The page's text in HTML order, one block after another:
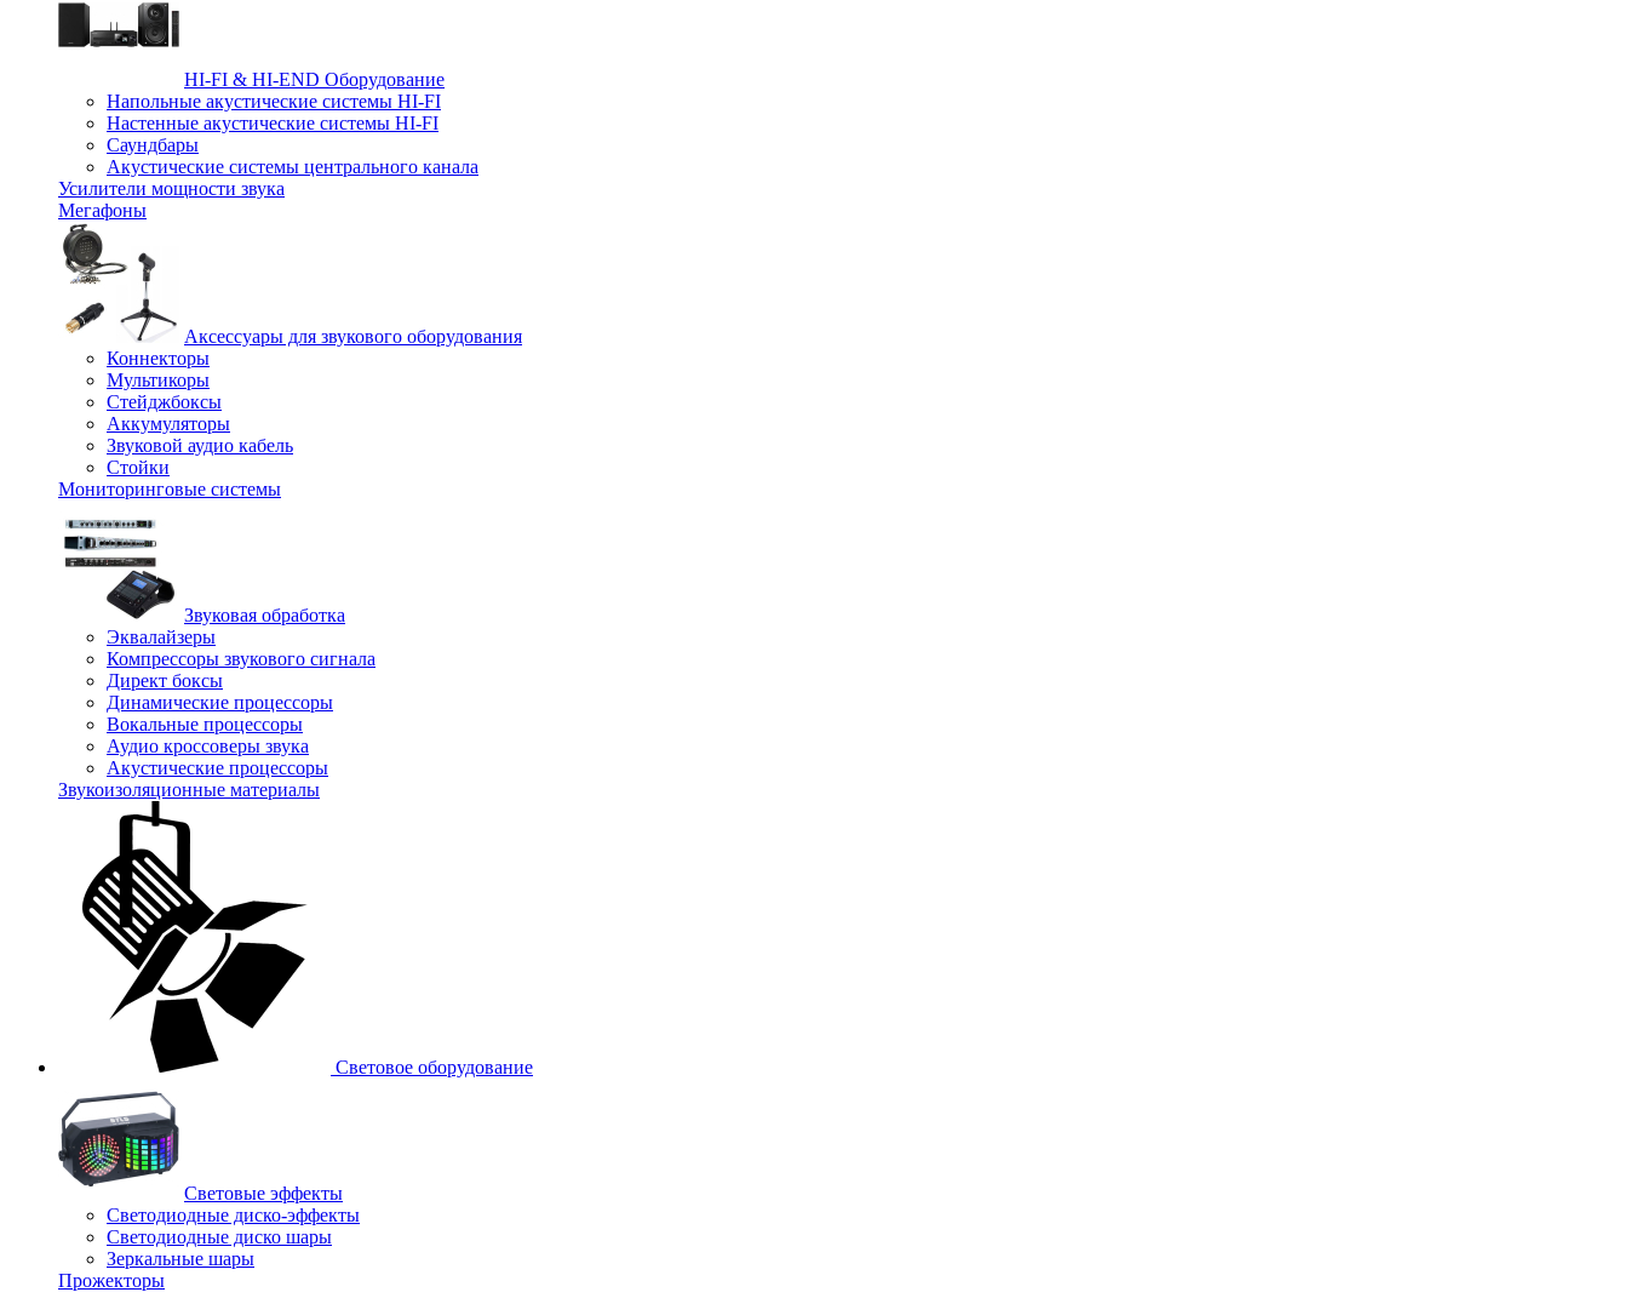
HI-FI & HI-END Оборудование
Напольные акустические системы HI-FI
Настенные акустические системы HI-FI
Саундбары
Акустические системы центрального канала
Усилители мощности звука
Мегафоны
Аксессуары для звукового оборудования
Коннекторы
Мультикоры
Стейджбоксы
Аккумуляторы
Звуковой аудио кабель
Стойки
Мониторинговые системы
Звуковая обработка
Эквалайзеры
Компрессоры звукового сигнала
Директ боксы
Динамические процессоры
Вокальные процессоры
Аудио кроссоверы звука
Акустические процессоры
Звукоизоляционные материалы
Световое оборудование
Световые эффекты
Светодиодные диско-эффекты
Светодиодные диско шары
Зеркальные шары
Прожекторы